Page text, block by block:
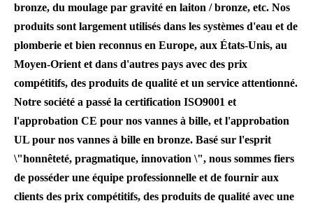
bronze, du moulage par gravité en laiton / bronze, etc. Nos
produits sont largement utilisés dans les systèmes d'eau et de
plomberie et bien reconnus en Europe, aux États-Unis, au
Moyen-Orient et dans d'autres pays avec des prix
compétitifs, des produits de qualité et un service attentionné.
Notre société a passé la certification ISO9001 et
l'approbation CE pour nos vannes à bille, et l'approbation
UL pour nos vannes à bille en bronze. Basé sur l'esprit
\"honnêteté, pragmatique, innovation \", nous sommes fiers
de posséder une équipe professionnelle et de fournir aux
clients des prix compétitifs, des produits de qualité avec une